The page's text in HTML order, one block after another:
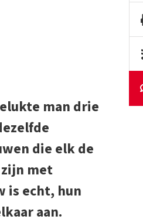
man drie
die elk de
met
is echt, hun
aan.